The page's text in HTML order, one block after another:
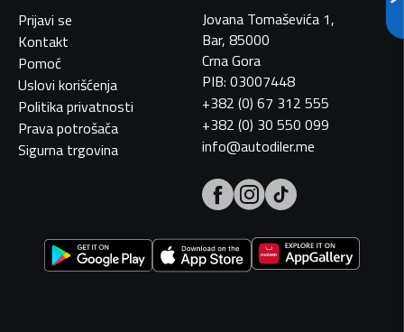
Prijavi se
Kontakt
Pomoć
Uslovi korišćenja
Politika privatnosti
Prava potrošača
Sigurna trgovina
Jovana Tomaševića 1,
Bar, 85000
Crna Gora
PIB: 03007448
+382 (0) 67 312 555
+382 (0) 30 550 099
info@autodiler.me